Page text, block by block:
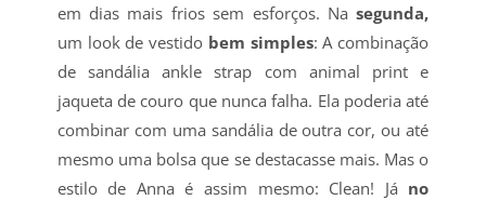
em dias mais frios sem esforços. Nasegunda,
um look de vestido bem simples: A combinação
de sandália ankle strap com animal print e
jaqueta de couro que nunca falha. Ela poderia até
combinar com uma sandália de outra cor, ou até
mesmo uma bolsa que se destacasse mais. Mas o
estilo de Anna é assim mesmo: Clean! Já no